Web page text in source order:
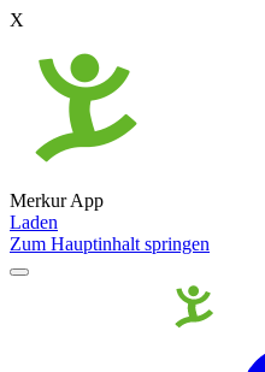
X
Merkur App
Laden
Zum Hauptinhalt springen